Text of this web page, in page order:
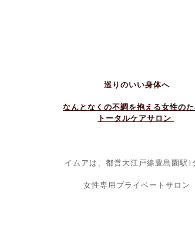
巡りのいい身体へ
なんとなくの不調を抱える女性の
トータルケアサロン
イムアは、都営大江戸線豊島園駅1
女性専用プライベートサロン